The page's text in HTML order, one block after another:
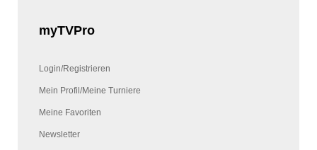
myTVPro
Login/Registrieren
Mein Profil/Meine Turniere
Meine Favoriten
Newsletter